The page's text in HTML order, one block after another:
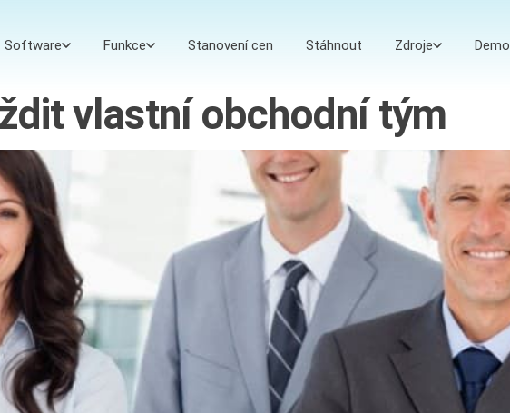
Software Funkce Stanovení cen Stáhnout Zdroje Demo
vlastní obchodní tým